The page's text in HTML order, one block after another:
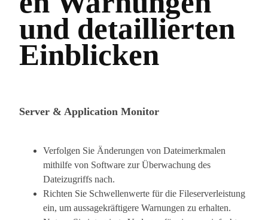
und detaillierten
Einblicken
Server & Application Monitor
Verfolgen Sie Änderungen von Dateimerkmalen
mithilfe von Software zur Überwachung des
Dateizugriffs nach.
Richten Sie Schwellenwerte für die Fileserverleistung
ein, um aussagekräftigere Warnungen zu erhalten.